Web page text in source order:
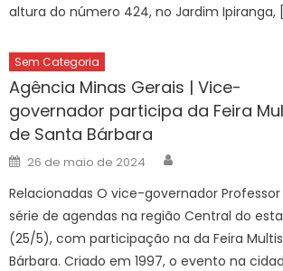
altura do número 424, no Jardim Ipiranga,
Sem Categoria
Agência Minas Gerais | Vice-
governador participa da Feira
de Santa Bárbara
Posted
on
26 de maio de 2024
Relacionadas O vice-governador
série de agendas na região Central do
(25/5), com participação na da Feira
Bárbara. Criado em 1997, o evento na